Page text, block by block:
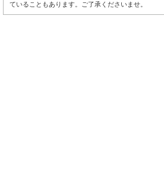
ていることもあります。ご了承くださいませ。